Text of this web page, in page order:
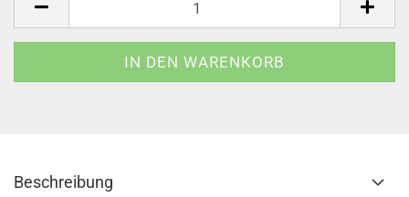
Beschreibung